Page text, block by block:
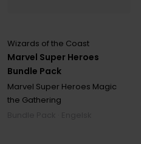
Marvel Super Heroes
Bundle Pack
Wizards of the Coast
Marvel Super Heroes Magic
the Gathering